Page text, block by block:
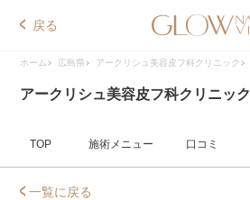
戻る
ホーム 広島県 アークリシュ美容皮フ科クリニック
アークリシュ美容皮フ科クリニック
TOP 施術メニュー 口コミ
一覧に戻る